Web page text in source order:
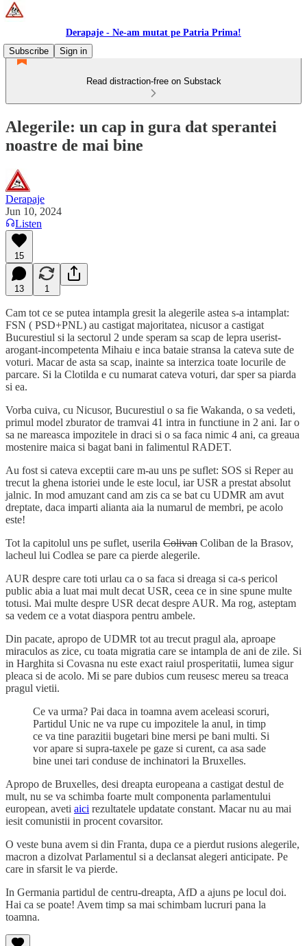
Derapaje - Ne-am mutat pe Patria Prima!
Subscribe
Sign in
Read distraction-free on Substack
Alegerile: un cap in gura dat sperantei
noastre de mai bine
Derapaje
Jun 10, 2024
Listen
15
13 1
Cam tot ce se putea intampla gresit la alegerile astea s-a intamplat:
FSN ( PSD+PNL) au castigat majoritatea, nicusor a castigat
Bucurestiul si la sectorul 2 unde speram sa scap de lepra userist-
arogant-incompetenta Mihaiu e inca bataie stransa la cateva sute de
voturi. Macar de asta sa scap, inainte sa interzica toate locurile de
parcare. Si la Clotilda e cu numarat cateva voturi, dar sper sa piarda
si ea.
Vorba cuiva, cu Nicusor, Bucurestiul o sa fie Wakanda, o sa vedeti,
primul model zburator de tramvai 41 intra in functiune in 2 ani. Iar o
sa ne mareasca impozitele in draci si o sa faca nimic 4 ani, ca greaua
mostenire maica si bagat bani in falimentul RADET.
Au fost si cateva exceptii care m-au uns pe suflet: SOS si Reper au
trecut la ghena istoriei unde le este locul, iar USR a prestat absolut
jalnic. In mod amuzant cand am zis ca se bat cu UDMR am avut
dreptate, daca imparti alianta aia la numarul de membri, pe acolo
este!
Tot la capitolul uns pe suflet, userila Colivan Coliban de la Brasov,
lacheul lui Codlea se pare ca pierde alegerile.
AUR despre care toti urlau ca o sa faca si dreaga si ca-s pericol
public abia a luat mai mult decat USR, ceea ce in sine spune multe
totusi. Mai multe despre USR decat despre AUR. Ma rog, asteptam
sa vedem ce a votat diaspora pentru ambele.
Din pacate, apropo de UDMR tot au trecut pragul ala, aproape
miraculos as zice, cu toata migratia care se intampla de ani de zile. Si
in Harghita si Covasna nu este exact raiul prosperitatii, lumea sigur
pleaca si de acolo. Mi se pare dubios cum reusesc mereu sa treaca
pragul vietii.
Ce va urma? Pai daca in toamna avem aceleasi scoruri,
Partidul Unic ne va rupe cu impozitele la anul, in timp
ce va tine parazitii bugetari bine mersi pe bani multi. Si
vor apare si supra-taxele pe gaze si curent, ca asa sade
bine unei tari conduse de inchinatori la Bruxelles.
Apropo de Bruxelles, desi dreapta europeana a castigat destul de
mult, nu se va schimba foarte mult componenta parlamentului
european, aveti aici rezultatele updatate constant. Macar nu au mai
iesit comunistii in procent covarsitor.
O veste buna avem si din Franta, dupa ce a pierdut rusions alegerile,
macron a dizolvat Parlamentul si a declansat alegeri anticipate. Pe
care in sfarsit le va pierde.
In Germania partidul de centru-dreapta, AfD a ajuns pe locul doi.
Hai ca se poate! Avem timp sa mai schimbam lucruri pana la
toamna.